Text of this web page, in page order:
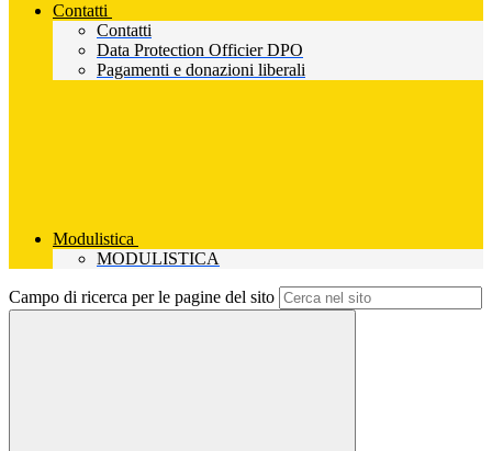
Contatti
Contatti
Data Protection Officier DPO
Pagamenti e donazioni liberali
Modulistica
MODULISTICA
Campo di ricerca per le pagine del sito